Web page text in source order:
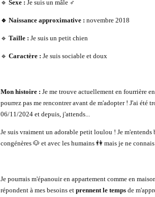
🔹 Sexe : Je suis un mâle ♂️
🔹 Naissance approximative : novembre 2018
🔹 Taille : Je suis un petit chien
🔹 Caractère : Je suis sociable et doux
Mon histoire : Je me trouve actuellement en fourrière
pourrez pas me rencontrer avant de m'adopter ! J'ai été
06/11/2024 et depuis, j'attends...
Je suis vraiment un adorable petit loulou ! Je m'entends
congénères 🐶 et avec les humains 👫 mais je ne
Je pourrais m'épanouir en appartement comme en
répondent à mes besoins et prennent le temps de